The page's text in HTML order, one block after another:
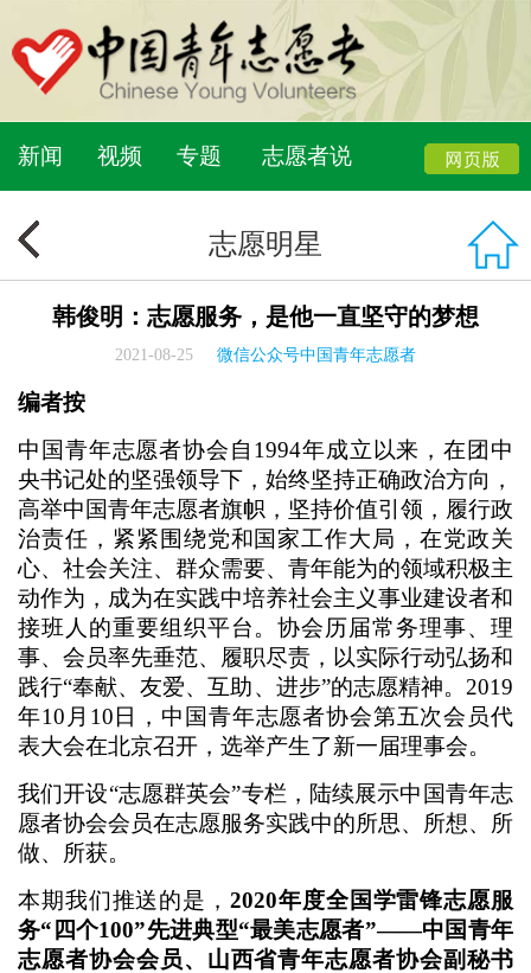
新闻 视频 专题 志愿者说
志愿明星
韩俊明：志愿服务，是他一直坚守的梦想
2021-08-25 微信公众号中国青年志愿者
编者按
中国青年志愿者协会自1994年成立以来，在团中
央书记处的坚强领导下，始终坚持正确政治方向，
高举中国青年志愿者旗帜，坚持价值引领，履行政
治责任，紧紧围绕党和国家工作大局，在党政关
心、社会关注、群众需要、青年能为的领域积极主
动作为，成为在实践中培养社会主义事业建设者和
接班人的重要组织平台。协会历届常务理事、理
事、会员率先垂范、履职尽责，以实际行动弘扬和
践行“奉献、友爱、互助、进步”的志愿精神。2019
年10月10日，中国青年志愿者协会第五次会员代
表大会在北京召开，选举产生了新一届理事会。
我们开设“志愿群英会”专栏，陆续展示中国青年志
愿者协会会员在志愿服务实践中的所思、所想、所
做、所获。
本期我们推送的是，2020年度全国学雷锋志愿服
务“四个100”先进典型“最美志愿者”——中国青年
志愿者协会会员、山西省青年志愿者协会副秘书